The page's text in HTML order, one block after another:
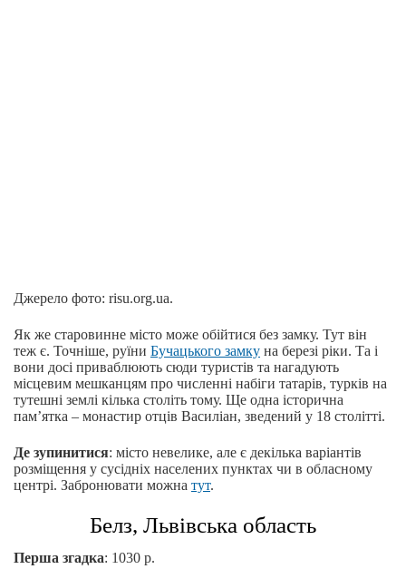
Джерело фото: risu.org.ua.
Як же старовинне місто може обійтися без замку. Тут він
теж є. Точніше, руїни Бучацького замку на березі ріки. Та і
вони досі приваблюють сюди туристів та нагадують
місцевим мешканцям про численні набіги татарів, турків на
тутешні землі кілька століть тому. Ще одна історична
пам’ятка – монастир отців Василіан, зведений у 18 столітті.
Де зупинитися: місто невелике, але є декілька варіантів
розміщення у сусідніх населених пунктах чи в обласному
центрі. Забронювати можна тут.
Белз, Львівська область
Перша згадка: 1030 р.